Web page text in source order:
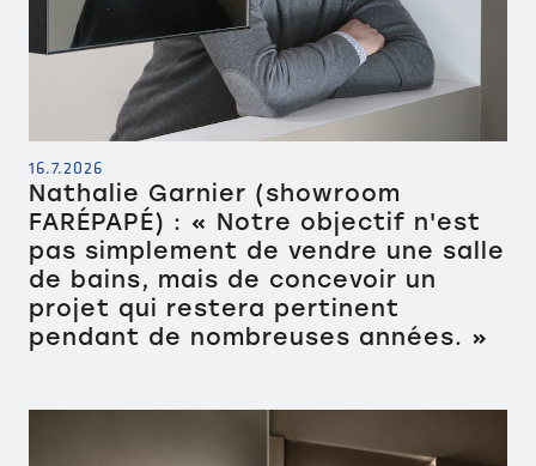
16.7.2026
Nathalie Garnier (showroom
FARÉPAPÉ) : « Notre objectif n'est
pas simplement de vendre une salle
de bains, mais de concevoir un
projet qui restera pertinent
pendant de nombreuses années. »